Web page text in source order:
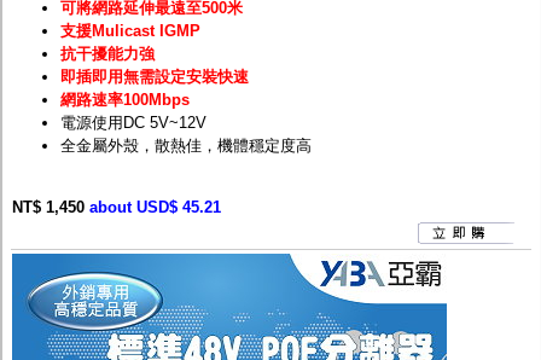
可將網路延伸最遠至500米
支援Mulicast IGMP
抗干擾能力強
即插即用無需設定安裝快速
網路速率100Mbps
電源使用DC 5V~12V
全金屬外殼，散熱佳，機體穩定度高
NT$ 1,450 about USD$ 45.21